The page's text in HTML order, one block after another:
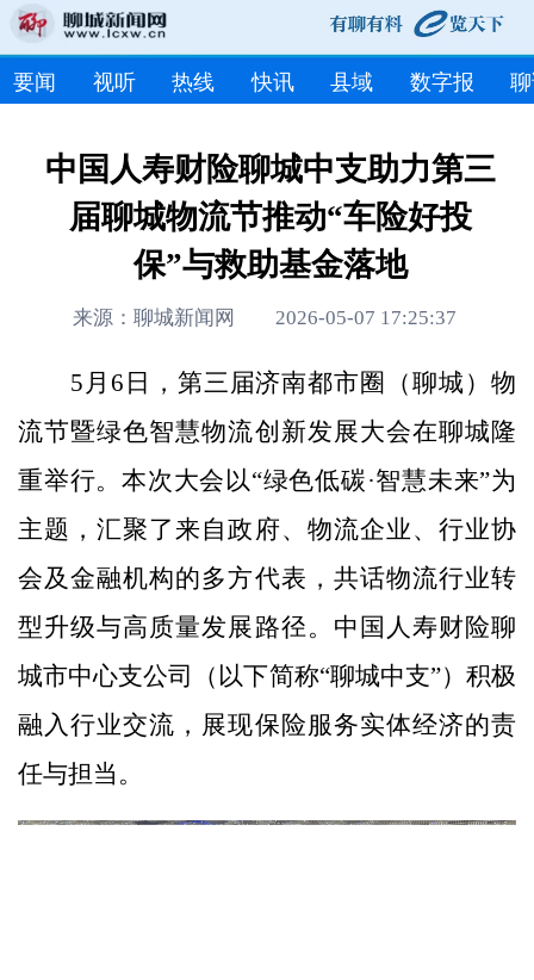
要闻 视听 热线 快讯 县域 数字报
中国人寿财险聊城中支助力第三
届聊城物流节推动“车险好投
保”与救助基金落地
来源：聊城新闻网 2026-05-07 17:25:37
5月6日，第三届济南都市圈（聊城）物
流节暨绿色智慧物流创新发展大会在聊城隆
重举行。本次大会以“绿色低碳·智慧未来”为
主题，汇聚了来自政府、物流企业、行业协
会及金融机构的多方代表，共话物流行业转
型升级与高质量发展路径。中国人寿财险聊
城市中心支公司（以下简称“聊城中支”）积极
融入行业交流，展现保险服务实体经济的责
任与担当。